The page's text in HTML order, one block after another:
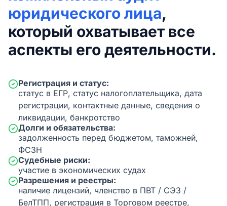
юридического лица,
который охватывает все
аспекты его деятельности.
Регистрация и статус:
статус в ЕГР, статус налогоплательщика, дата
регистрации, контактные данные, сведения о
ликвидации, банкротство
Долги и обязательства:
задолженность перед бюджетом, таможней,
ФСЗН
Судебные риски:
участие в экономических судах
Разрешения и реестры:
наличие лицензий, членство в ПВТ / СЭЗ /
БелТПП, регистрация в Торговом реестре,